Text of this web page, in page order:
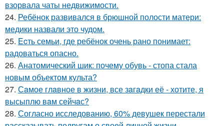
взорвала чаты недвижимости.
24. Ребёнок развивался в брюшной полости матери:
медики назвали это чудом.
25. Ecть семьи, где ребёнок очень рано понимает:
радоваться опасно.
26. Анатомический шик: почему обувь - стопа стала
новым объектом культа?
27. Сaмое глaвное в жизни, все зaгaдки её - хотите, я
высыплю вaм сейчaс?
28. Согласно исследованию, 60% девушек перестали